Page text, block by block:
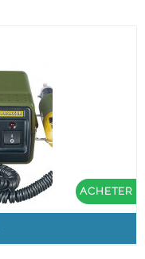
ACHETER